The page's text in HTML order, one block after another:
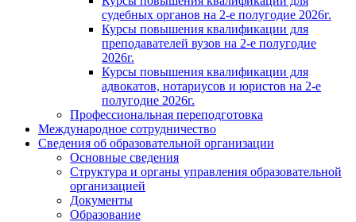
судебных органов на 2-е полугодие 2026г.
Курсы повышения квалификации для
преподавателей вузов на 2-е полугодие
2026г.
Курсы повышения квалификации для
адвокатов, нотариусов и юристов на 2-е
полугодие 2026г.
Профессиональная переподготовка
Международное сотрудничество
Сведения об образовательной организации
Основные сведения
Структура и органы управления образовательной
организацией
Документы
Образование